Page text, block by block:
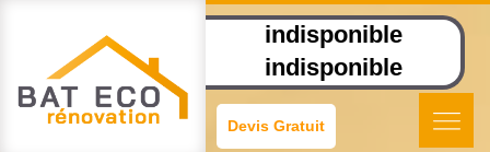
indisponible
indisponible
Devis Gratuit